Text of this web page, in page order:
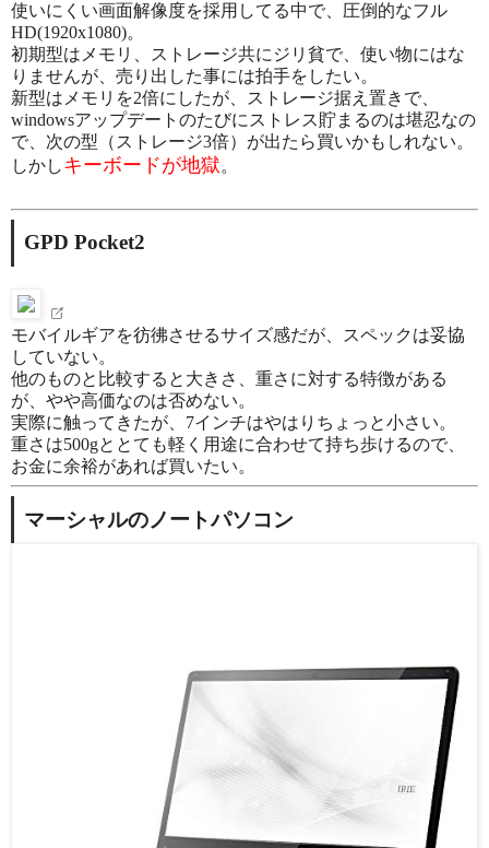
使いにくい画面解像度を採用してる中で、圧倒的なフル
HD(1920x1080)。
初期型はメモリ、ストレージ共にジリ貧で、使い物にはな
りませんが、売り出した事には拍手をしたい。
新型はメモリを2倍にしたが、ストレージ据え置きで、
windowsアップデートのたびにストレス貯まるのは堪忍なの
で、次の型（ストレージ3倍）が出たら買いかもしれない。
しかしキーボードが地獄。
GPD Pocket2
モバイルギアを彷彿させるサイズ感だが、スペックは妥協
していない。
他のものと比較すると大きさ、重さに対する特徴がある
が、やや高価なのは否めない。
実際に触ってきたが、7インチはやはりちょっと小さい。
重さは500gととても軽く用途に合わせて持ち歩けるので、
お金に余裕があれば買いたい。
マーシャルのノートパソコン